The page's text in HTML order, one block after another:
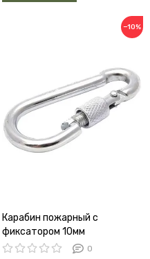
−10%
Карабин пожарный с
фиксатором 10мм
0